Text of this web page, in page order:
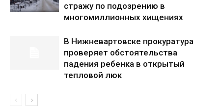
стражу по подозрению в
многомиллионных хищениях
В Нижневартовске прокуратура
проверяет обстоятельства
падения ребенка в открытый
тепловой люк